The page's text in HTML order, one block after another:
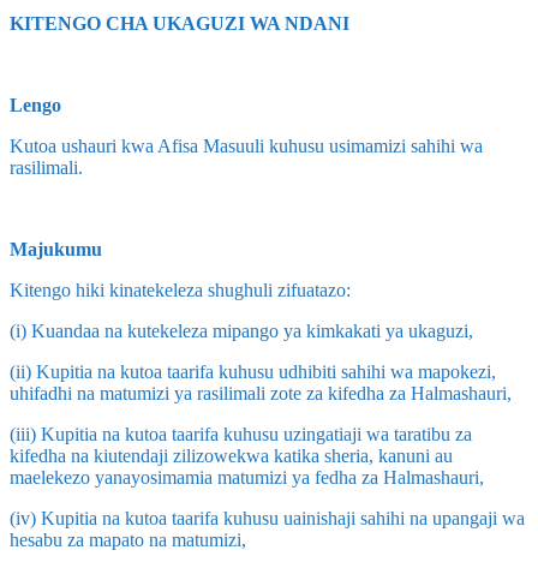
KITENGO CHA UKAGUZI WA NDANI
Lengo
Kutoa ushauri kwa Afisa Masuuli kuhusu usimamizi sahihi wa
rasilimali.
Majukumu
Kitengo hiki kinatekeleza shughuli zifuatazo:
(i) Kuandaa na kutekeleza mipango ya kimkakati ya ukaguzi,
(ii) Kupitia na kutoa taarifa kuhusu udhibiti sahihi wa mapokezi,
uhifadhi na matumizi ya rasilimali zote za kifedha za Halmashauri,
(iii) Kupitia na kutoa taarifa kuhusu uzingatiaji wa taratibu za
kifedha na kiutendaji zilizowekwa katika sheria, kanuni au
maelekezo yanayosimamia matumizi ya fedha za Halmashauri,
(iv) Kupitia na kutoa taarifa kuhusu uainishaji sahihi na upangaji wa
hesabu za mapato na matumizi,